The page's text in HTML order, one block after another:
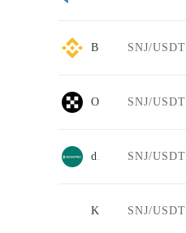
SNJ/USDT
SNJ/USDT
decentrex SNJ/USDT
SNJ/USDT